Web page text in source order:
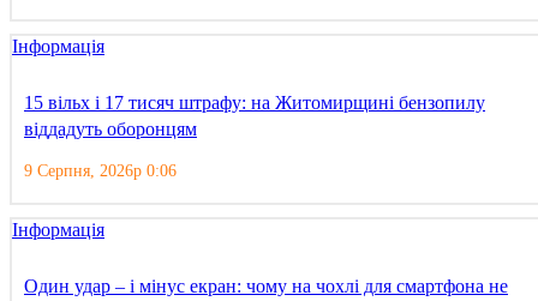
Інформація
15 вільх і 17 тисяч штрафу: на Житомирщині бензопилу
віддадуть оборонцям
9 Серпня, 2026р 0:06
Інформація
Один удар – і мінус екран: чому на чохлі для смартфона не